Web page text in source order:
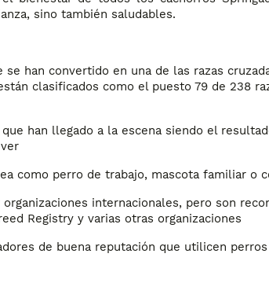
sino también saludables.
han convertido en una de las razas
clasificados como el puesto 79 de 238
han llegado a la escena siendo el
como perro de trabajo, mascota familiar o
internacionales, pero son
Registry y varias otras organizaciones
de buena reputación que utilicen